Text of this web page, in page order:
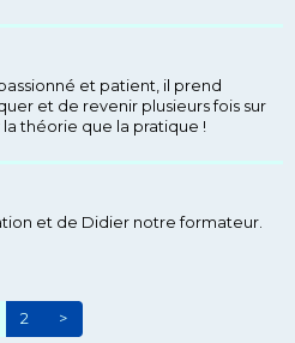
et patient, il prend
et de revenir plusieurs fois sur
la théorie que la pratique !
et de Didier notre formateur.
2 >